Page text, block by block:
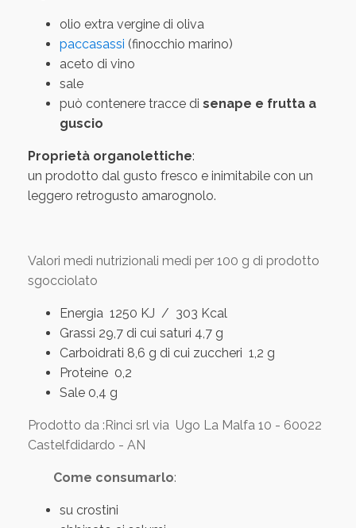
olio extra vergine di oliva
paccasassi (finocchio marino)
aceto di vino
sale
può contenere tracce di senape e frutta a
guscio
Proprietà organolettiche:
un prodotto dal gusto fresco e inimitabile con un
leggero retrogusto amarognolo.
Valori medi nutrizionali medi per 100 g di prodotto
sgocciolato
Energia 1250 KJ / 303 Kcal
Grassi 29,7 di cui saturi 4,7 g
Carboidrati 8,6 g di cui zuccheri 1,2 g
Proteine 0,2
Sale 0,4 g
Prodotto da :Rinci srl via Ugo La Malfa 10 - 60022
Castelfdidardo - AN
Come consumarlo:
su crostini